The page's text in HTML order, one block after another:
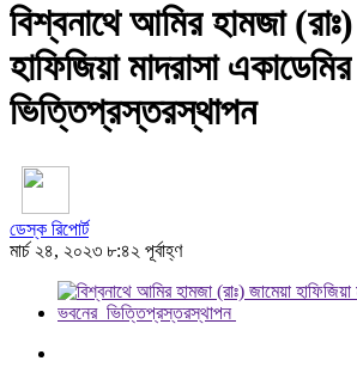
বিশ্বনাথে আমির হামজা
হাফিজিয়া মাদরাসা
ভিত্তিপ্রস্তরস্থাপন
ডেস্ক রিপোর্ট
মার্চ ২৪, ২০২৩ ৮:৪২ পূর্বাহ্ণ